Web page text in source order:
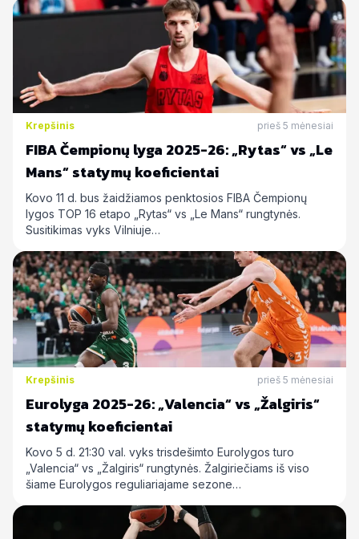
Krepšinis prieš 5 mėnesiai
FIBA Čempionų lyga 2025-26: „Rytas“ vs „Le
Mans“ statymų koeficientai
Kovo 11 d. bus žaidžiamos penktosios FIBA Čempionų
lygos TOP 16 etapo „Rytas“ vs „Le Mans“ rungtynės.
Susitikimas vyks Vilniuje…
Krepšinis prieš 5 mėnesiai
Eurolyga 2025-26: „Valencia“ vs „Žalgiris“
statymų koeficientai
Kovo 5 d. 21:30 val. vyks trisdešimto Eurolygos turo
„Valencia“ vs „Žalgiris“ rungtynės. Žalgiriečiams iš viso
šiame Eurolygos reguliariajame sezone…